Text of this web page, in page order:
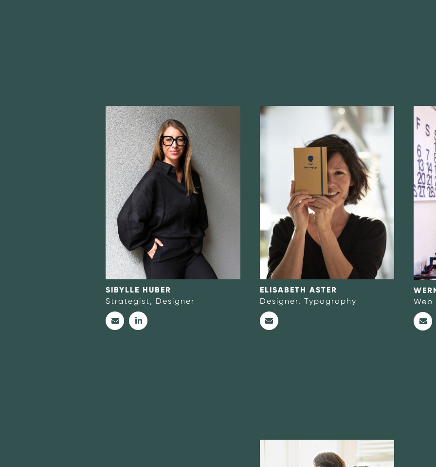
never
#Imagine
SIBYLLE HUBER
Strategist, Designer
now@or-never.com
https://www.linkedin.com/in/sibylle-
#Indubioprosecco
ELISABETH ASTER
Designer, Typography